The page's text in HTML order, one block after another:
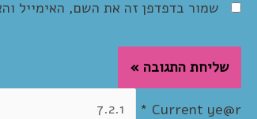
שמור בדפדפן זה את השם, האימייל
Current ye@r
*